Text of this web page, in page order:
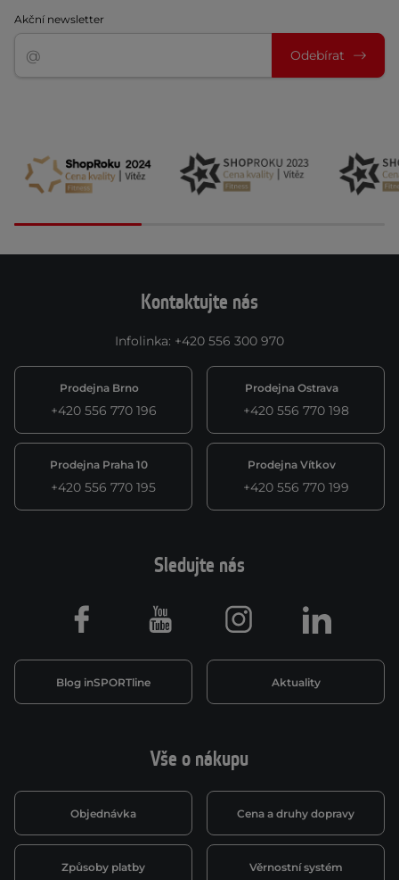
Akční newsletter
Odebírat
Kontaktujte nás
Infolinka: +420 556 300 970
Prodejna Brno
+420 556 770 196
Prodejna Ostrava
+420 556 770 198
Prodejna Praha 10
+420 556 770 195
Prodejna Vítkov
+420 556 770 199
Vše o nákupu
Objednávka Cena a druhy dopravy
Způsoby platby Věrnostní systém
Sledujte nás
Blog inSPORTline Aktuality
Facebook Youtube Instagram LinkedIn